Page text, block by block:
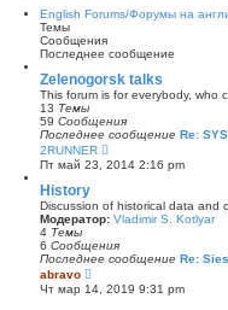
и
е
у
с
о
б
е
н
и
ю
й
и
к
о
с
е
д
н
е
с
о
б
щ
н
и
English Forums/Форумы на
Темы
Сообщения
Последнее сообщение
Zelenogorsk talks
This forum is for everybody, who
13 Темы
59 Сообщения
Последнее сообщение Re:
2RUNNER
е
р
й
т
и
п
о
л
Пт май 23, 2014 2:16 pm
History
Discussion of historical data and
Модератор: Vladimir S. Kotlyar
4 Темы
6 Сообщения
Последнее сообщение Re:
abravo
е
р
Чт мар 14, 2019 9:31 pm